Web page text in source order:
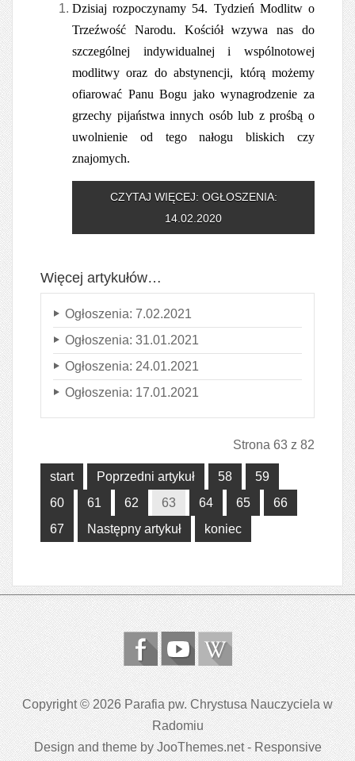
Dzisiaj rozpoczynamy 54. Tydzień Modlitw o
Trzeźwość Narodu. Kościół wzywa nas do
szczególnej indywidualnej i wspólnotowej
modlitwy oraz do abstynencji, którą możemy
ofiarować Panu Bogu jako wynagrodzenie za
grzechy pijaństwa innych osób lub z prośbą o
uwolnienie od tego nałogu bliskich czy
znajomych.
CZYTAJ WIĘCEJ: OGŁOSZENIA:
14.02.2020
Więcej artykułów…
Ogłoszenia: 7.02.2021
Ogłoszenia: 31.01.2021
Ogłoszenia: 24.01.2021
Ogłoszenia: 17.01.2021
Strona 63 z 82
start Poprzedni artykuł 58
59
60
61 62 63 64 65
66
67
Następny artykuł koniec
Copyright © 2026 Parafia pw. Chrystusa Nauczyciela w
Radomiu
Design and theme by JooThemes.net -Responsive